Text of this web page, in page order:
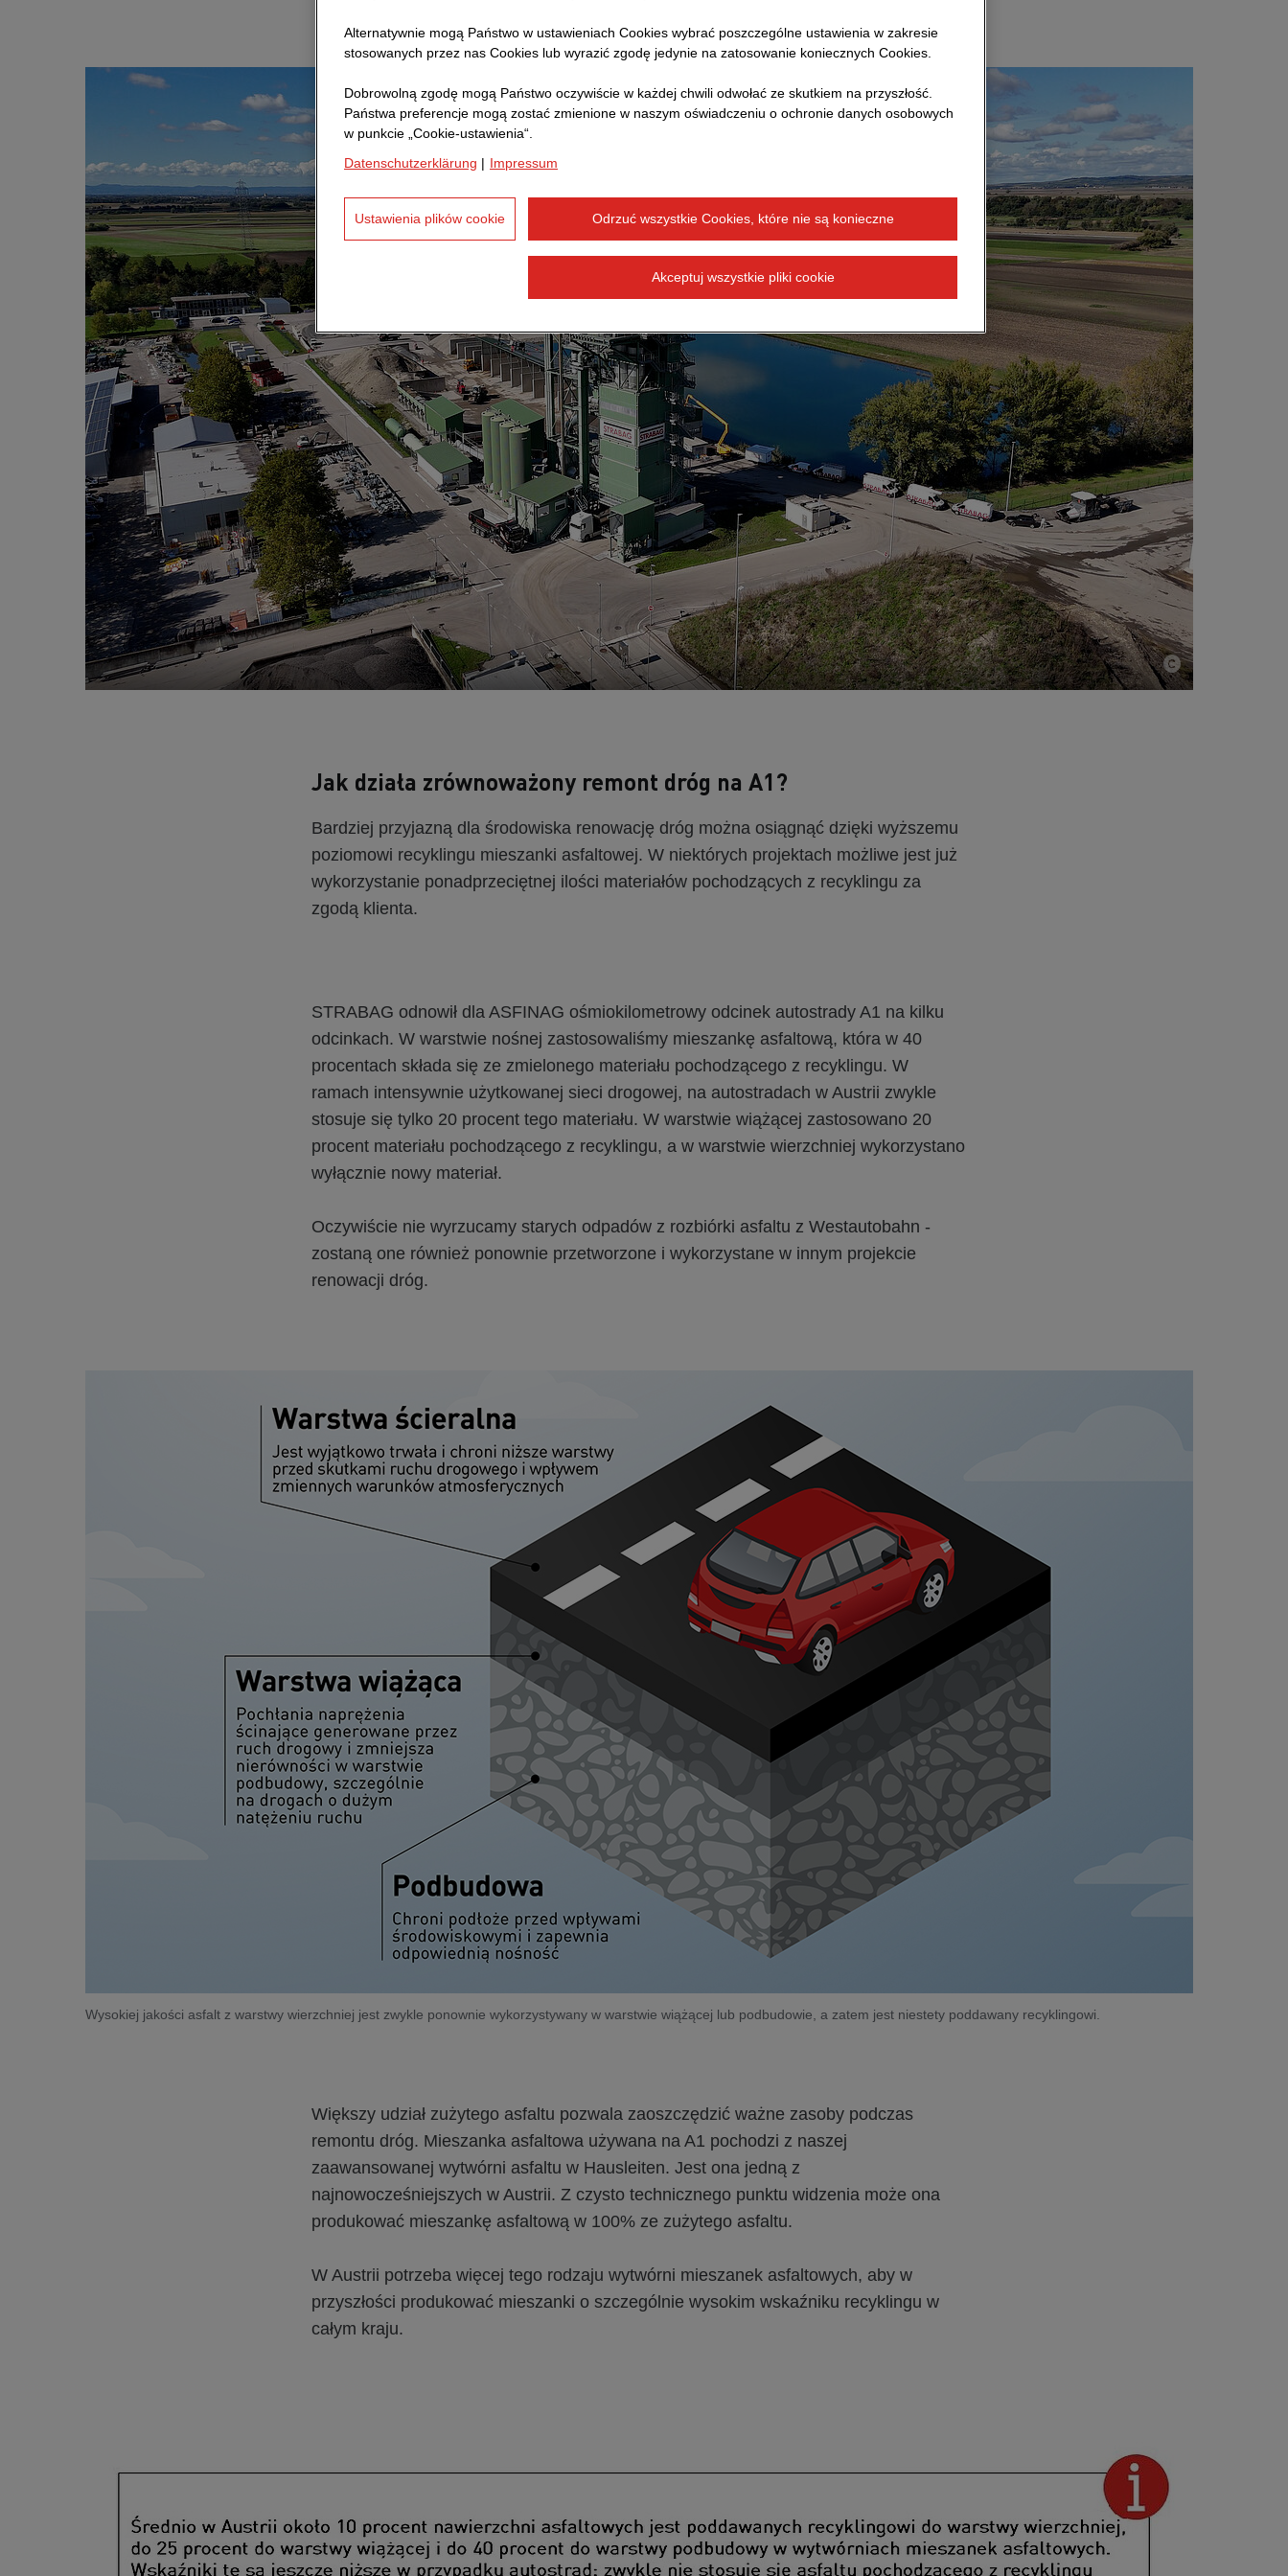
Jak działa zrównoważony remont dróg na A1?
Bardziej przyjazną dla środowiska renowację dróg można osiągnąć dzięki wyższemu
poziomowi recyklingu mieszanki asfaltowej. W niektórych projektach możliwe jest już
wykorzystanie ponadprzeciętnej ilości materiałów pochodzących z recyklingu za
zgodą klienta.
STRABAG odnowił dla ASFINAG ośmiokilometrowy odcinek autostrady A1 na kilku
odcinkach. W warstwie nośnej zastosowaliśmy mieszankę asfaltową, która w 40
procentach składa się ze zmielonego materiału pochodzącego z recyklingu. W
ramach intensywnie użytkowanej sieci drogowej, na autostradach w Austrii zwykle
stosuje się tylko 20 procent tego materiału. W warstwie wiążącej zastosowano 20
procent materiału pochodzącego z recyklingu, a w warstwie wierzchniej wykorzystano
wyłącznie nowy materiał.
Oczywiście nie wyrzucamy starych odpadów z rozbiórki asfaltu z Westautobahn -
zostaną one również ponownie przetworzone i wykorzystane w innym projekcie
renowacji dróg.
Wysokiej jakości asfalt z warstwy wierzchniej jest zwykle ponownie wykorzystywany w warstwie wiążącej lub podbudowie, a zatem jest niestety poddawany recyklingowi.
Większy udział zużytego asfaltu pozwala zaoszczędzić ważne zasoby podczas
remontu dróg. Mieszanka asfaltowa używana na A1 pochodzi z naszej
zaawansowanej wytwórni asfaltu w Hausleiten. Jest ona jedną z
najnowocześniejszych w Austrii. Z czysto technicznego punktu widzenia może ona
produkować mieszankę asfaltową w 100% ze zużytego asfaltu.
W Austrii potrzeba więcej tego rodzaju wytwórni mieszanek asfaltowych, aby w
przyszłości produkować mieszanki o szczególnie wysokim wskaźniku recyklingu w
całym kraju.
Alternatywnie mogą Państwo w ustawieniach Cookies wybrać poszczególne ustawienia w zakresie
stosowanych przez nas Cookies lub wyrazić zgodę jedynie na zatosowanie koniecznych Cookies.
Dobrowolną zgodę mogą Państwo oczywiście w każdej chwili odwołać ze skutkiem na przyszłość.
Państwa preferencje mogą zostać zmienione w naszym oświadczeniu o ochronie danych osobowych
w punkcie „Cookie-ustawienia“.
Datenschutzerklärung | Impressum
Odrzuć wszystkie Cookies, które nie są konieczne
Akceptuj wszystkie pliki cookie
Ustawienia plików cookie